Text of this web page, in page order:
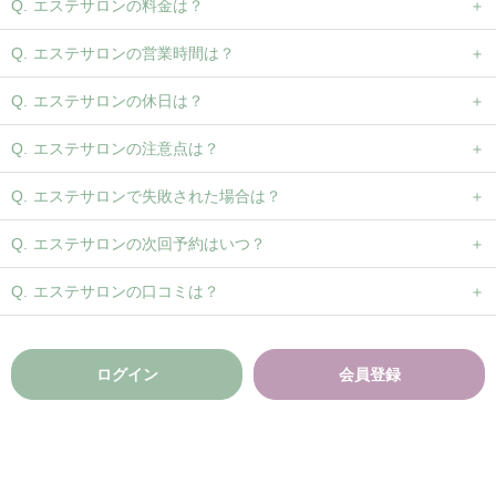
エステサロンの料金は？
エステサロンの営業時間は？
エステサロンの休日は？
エステサロンの注意点は？
エステサロンで失敗された場合は？
エステサロンの次回予約はいつ？
エステサロンの口コミは？
ログイン 会員登録